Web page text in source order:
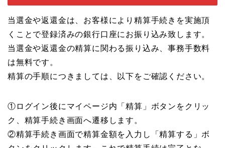
当選金や返還金は、お客様により精算手続きを実施頂
くことで登録済みの銀行口座にお振り込み致します。
当選金や返還金の精算に関わる振り込み、事務手数料
は無料です。
精算の手順につきましては、以下をご確認ください。
①ログイン後にマイページ内「精算」ボタンをクリッ
ク、精算手続き画面へ遷移します。
②精算手続き画面で精算金額を入力し「精算する」ボ